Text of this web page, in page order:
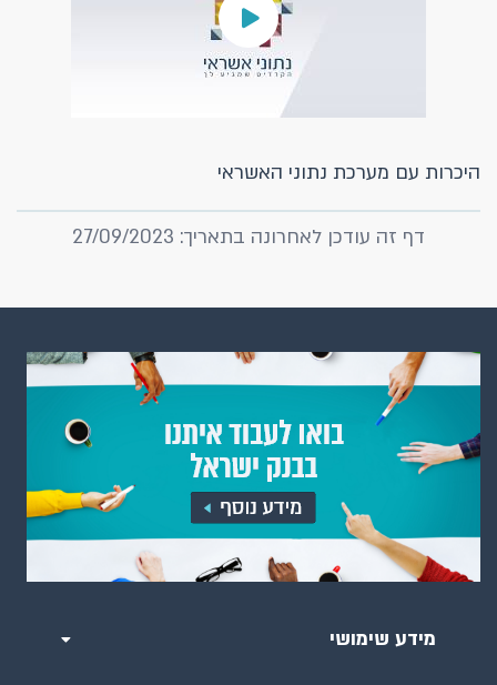
היכרות עם מערכת נתוני האשראי
דף זה עודכן לאחרונה בתאריך: 27/09/2023
מידע שימושי